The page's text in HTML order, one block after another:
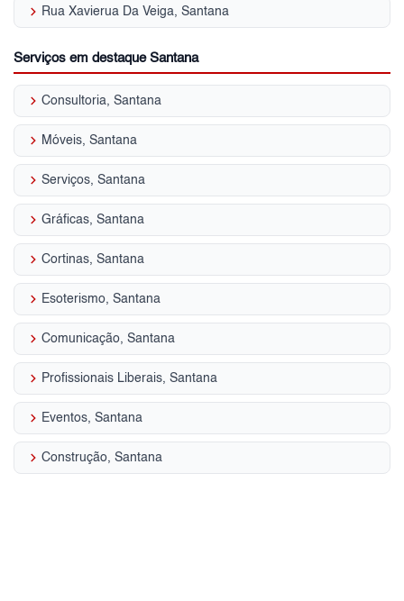
keyboard_arrow_right Rua Xavierua Da Veiga, Santana
Serviços em destaque Santana
keyboard_arrow_right Consultoria, Santana
keyboard_arrow_right Móveis, Santana
keyboard_arrow_right Serviços, Santana
keyboard_arrow_right Gráficas, Santana
keyboard_arrow_right Cortinas, Santana
keyboard_arrow_right Esoterismo, Santana
keyboard_arrow_right Comunicação, Santana
keyboard_arrow_right Profissionais Liberais, Santana
keyboard_arrow_right Eventos, Santana
keyboard_arrow_right Construção, Santana